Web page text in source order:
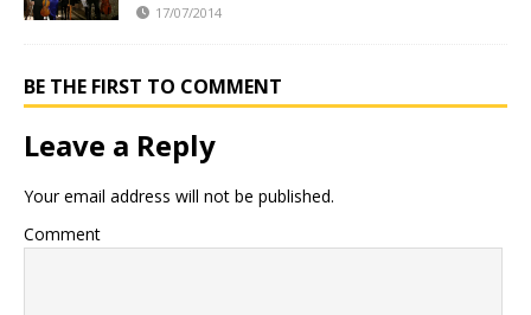
17/07/2014
BE THE FIRST TO COMMENT
Leave a Reply
Your email address will not be published.
Comment